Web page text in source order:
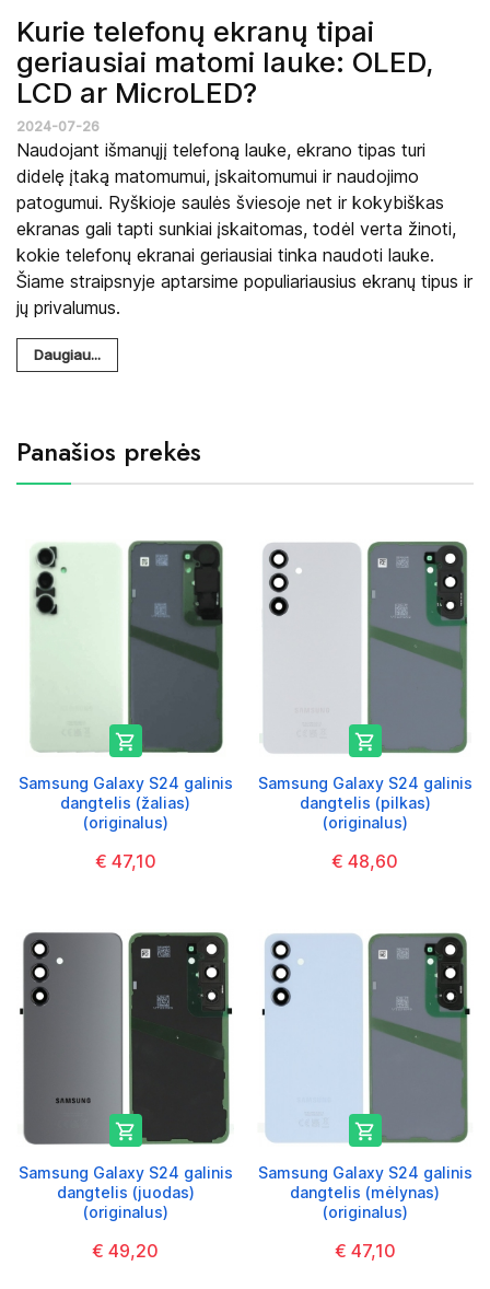
Kurie telefonų ekranų tipai
geriausiai matomi lauke: OLED,
LCD ar MicroLED?
2024-07-26
Naudojant išmanųjį telefoną lauke, ekrano tipas turi
didelę įtaką matomumui, įskaitomumui ir naudojimo
patogumui. Ryškioje saulės šviesoje net ir kokybiškas
ekranas gali tapti sunkiai įskaitomas, todėl verta žinoti,
kokie telefonų ekranai geriausiai tinka naudoti lauke.
Šiame straipsnyje aptarsime populiariausius ekranų tipus ir
jų privalumus.
Daugiau...
Panašios prekės

Samsung Galaxy S24 galinis
dangtelis (žalias)
(originalus)
€ 47,10

Samsung Galaxy S24 galinis
dangtelis (pilkas)
(originalus)
€ 48,60

Samsung Galaxy S24 galinis
dangtelis (juodas)
(originalus)
€ 49,20

Samsung Galaxy S24 galinis
dangtelis (mėlynas)
(originalus)
€ 47,10